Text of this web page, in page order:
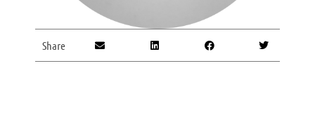
Share